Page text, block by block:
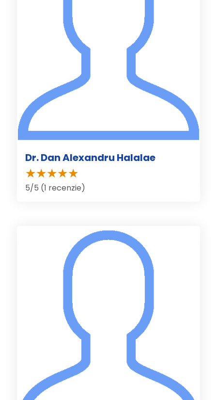
Dr. Dan Alexandru Halalae
5/5 (1 recenzie)